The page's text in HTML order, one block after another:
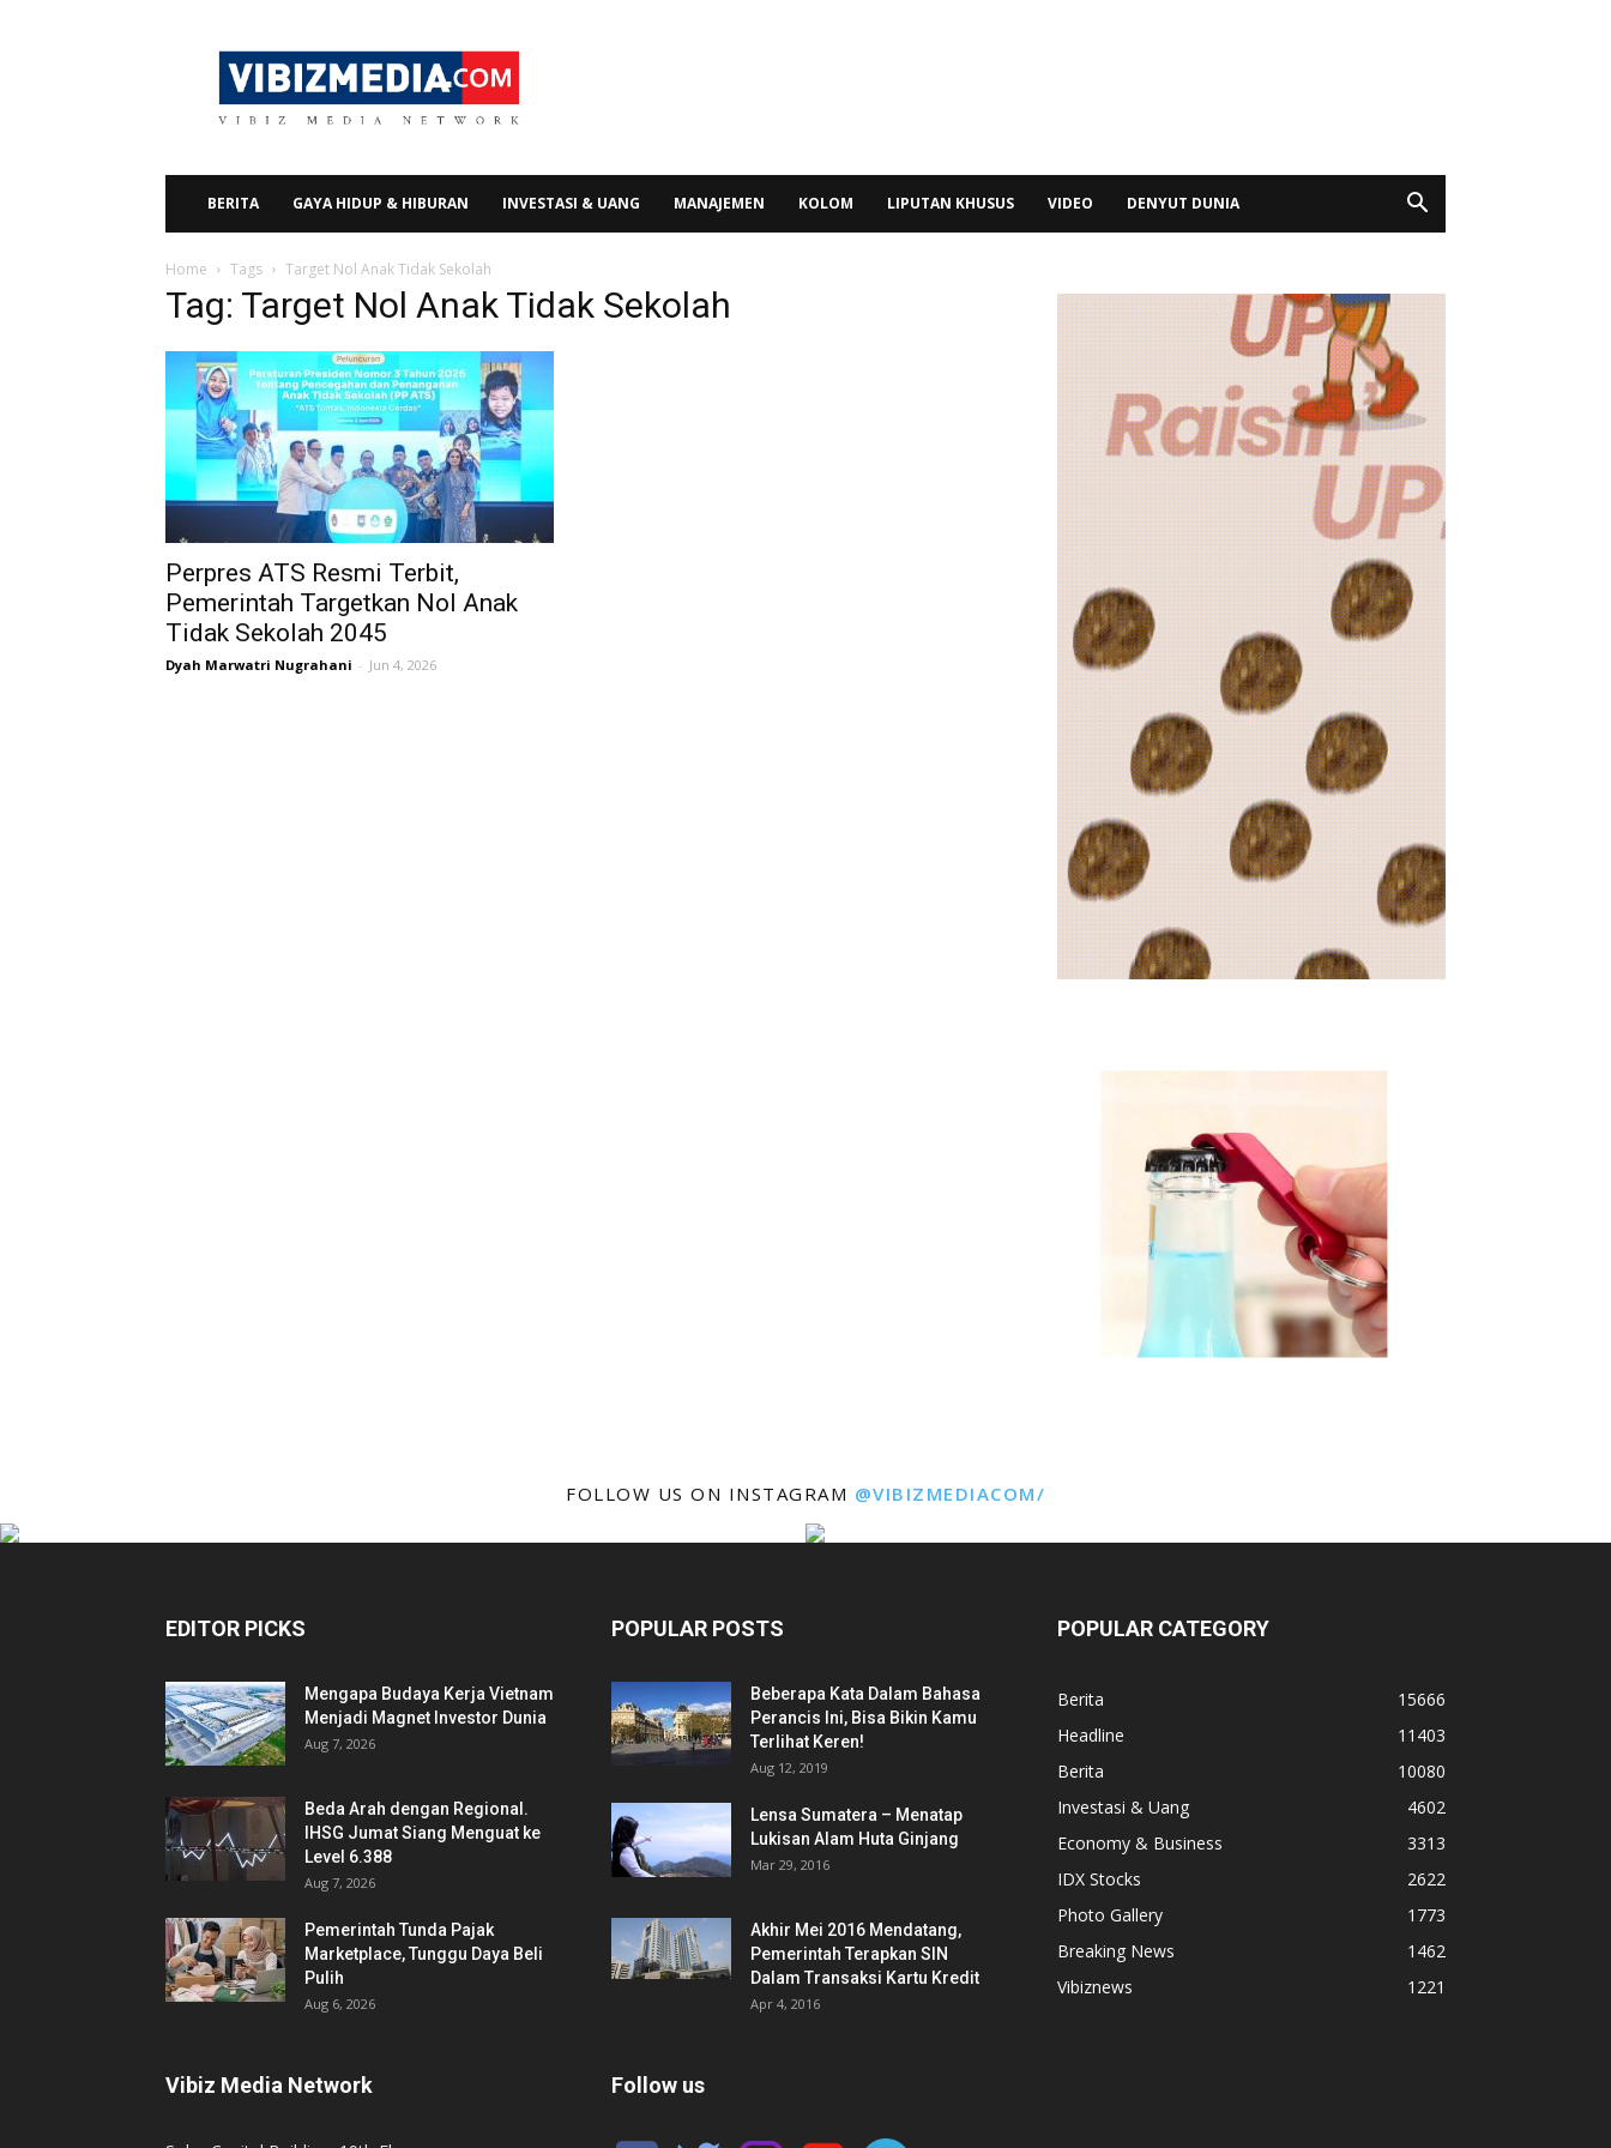
Vibizmedia.com
BERITA GAYA HIDUP & HIBURAN INVESTASI & UANG MANAJEMEN KOLOM LIPUTAN KHUSUS VIDEO DENYUT DUNIA
Home Tags Target Nol Anak Tidak Sekolah
Tag: Target Nol Anak Tidak Sekolah
Perpres ATS Resmi Terbit,
Pemerintah Targetkan Nol Anak
Tidak Sekolah 2045
Dyah Marwatri Nugrahani - Jun 4, 2026
FOLLOW US ON INSTAGRAM @VIBIZMEDIACOM/
EDITOR PICKS
Mengapa Budaya Kerja Vietnam
Menjadi Magnet Investor Dunia
Aug 7, 2026
Beda Arah dengan Regional.
IHSG Jumat Siang Menguat ke
Level 6.388
Aug 7, 2026
Pemerintah Tunda Pajak
Marketplace, Tunggu Daya Beli
Pulih
Aug 6, 2026
Vibiz Media Network
POPULAR POSTS
Beberapa Kata Dalam Bahasa
Perancis Ini, Bisa Bikin Kamu
Terlihat Keren!
Aug 12, 2019
Lensa Sumatera – Menatap
Lukisan Alam Huta Ginjang
Mar 29, 2016
Akhir Mei 2016 Mendatang,
Pemerintah Terapkan SIN
Dalam Transaksi Kartu Kredit
Apr 4, 2016
Follow us
POPULAR CATEGORY
Berita
15666
Headline
11403
Berita
10080
Investasi & Uang
4602
Economy & Business
3313
IDX Stocks
2622
Photo Gallery
1773
Breaking News
1462
Vibiznews
1221